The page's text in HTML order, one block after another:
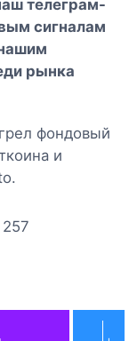
телеграм-
сигналам
рынка
фондовый
и
257